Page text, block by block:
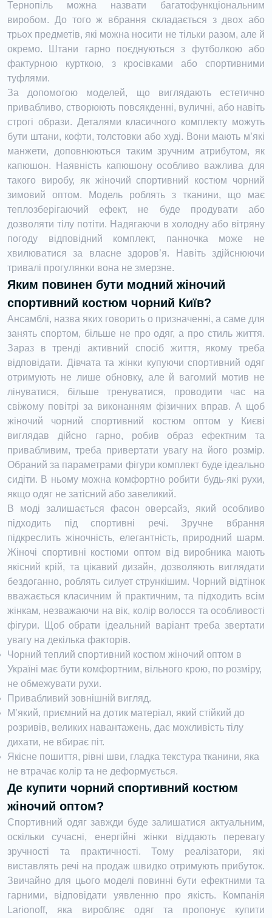
Тернопіль можна назвати багатофункціональним
виробом. До того ж вбрання складається з двох або
трьох предметів, які можна носити не тільки разом, але й
окремо. Штани гарно поєднуються з футболкою або
фактурною курткою, з кросівками або спортивними
туфлями.
За допомогою моделей, що виглядають естетично
привабливо, створюють повсякденні, вуличні, або навіть
строгі образи. Деталями класичного комплекту можуть
бути штани, кофти, толстовки або худі. Вони мають м’які
манжети, доповнюються таким зручним атрибутом, як
капюшон. Наявність капюшону особливо важлива для
такого виробу, як жіночий спортивний костюм чорний
зимовий оптом. Модель роблять з тканини, що має
теплозберігаючий ефект, не буде продувати або
дозволяти тілу потіти. Надягаючи в холодну або вітряну
погоду відповідний комплект, панночка може не
хвилюватися за власне здоров’я. Навіть здійснюючи
тривалі прогулянки вона не змерзне.
Яким повинен бути модний жіночий
спортивний костюм чорний Київ?
Ансамблі, назва яких говорить о призначенні, а саме для
занять спортом, більше не про одяг, а про стиль життя.
Зараз в тренді активний спосіб життя, якому треба
відповідати. Дівчата та жінки купуючи спортивний одяг
отримують не лише обновку, але й вагомий мотив не
лінуватися, більше тренуватися, проводити час на
свіжому повітрі за виконанням фізичних вправ. А щоб
жіночий чорний спортивний костюм оптом у Києві
виглядав дійсно гарно, робив образ ефектним та
привабливим, треба привертати увагу на його розмір.
Обраний за параметрами фігури комплект буде ідеально
сидіти. В ньому можна комфортно робити будь-які рухи,
якщо одяг не затісний або завеликий.
В моді залишається фасон оверсайз, який особливо
підходить під спортивні речі. Зручне вбрання
підкреслить жіночність, елегантність, природний шарм.
Жіночі спортивні костюми оптом від виробника мають
якісний крій, та цікавий дизайн, дозволяють виглядати
бездоганно, роблять силует стрункішим. Чорний відтінок
вважається класичним й практичним, та підходить всім
жінкам, незважаючи на вік, колір волосся та особливості
фігури. Щоб обрати ідеальний варіант треба звертати
увагу на декілька факторів.
Чорний теплий спортивний костюм жіночий оптом в
Україні має бути комфортним, вільного крою, по розміру,
не обмежувати рухи.
Привабливий зовнішній вигляд.
М’який, приємний на дотик матеріал, який стійкий до
розривів, великих навантажень, дає можливість тілу
дихати, не вбирає піт.
Якісне пошиття, рівні шви, гладка текстура тканини, яка
не втрачає колір та не деформується.
Де купити чорний спортивний костюм
жіночий оптом?
Спортивний одяг завжди буде залишатися актуальним,
оскільки сучасні, енергійні жінки віддають перевагу
зручності та практичності. Тому реалізатори, які
виставлять речі на продаж швидко отримують прибуток.
Звичайно для цього моделі повинні бути ефектними та
гарними, відповідати уявленню про якість. Компанія
Larionoff, яка виробляє одяг та пропонує купити